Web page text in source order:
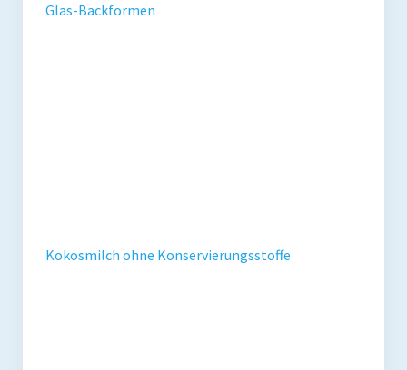
Glas-Backformen
Kokosmilch ohne Konservierungsstoffe